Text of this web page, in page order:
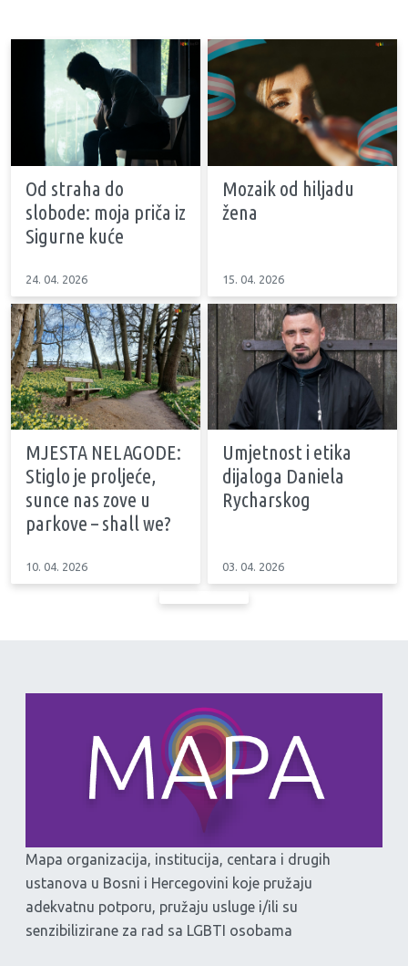
Od straha do
slobode: moja priča iz
Sigurne kuće
24. 04. 2026
Mozaik od hiljadu
žena
15. 04. 2026
MJESTA NELAGODE:
Stiglo je proljeće,
sunce nas zove u
parkove – shall we?
10. 04. 2026
Umjetnost i etika
dijaloga Daniela
Rycharskog
03. 04. 2026
Mapa organizacija, institucija, centara i drugih
ustanova u Bosni i Hercegovini koje pružaju
adekvatnu potporu, pružaju usluge i/ili su
senzibilizirane za rad sa LGBTI osobama